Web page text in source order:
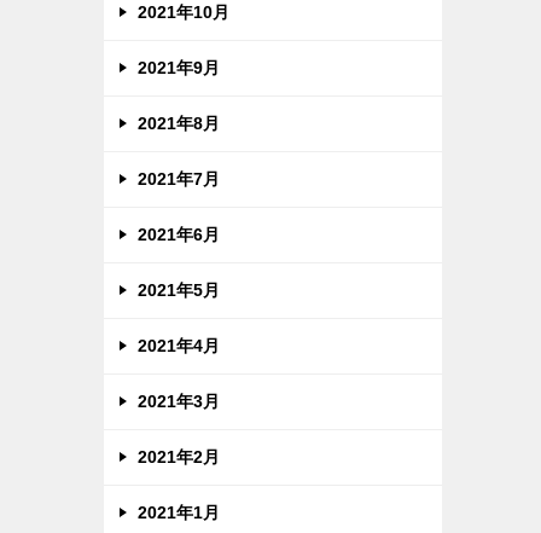
2021年10月
2021年9月
2021年8月
2021年7月
2021年6月
2021年5月
2021年4月
2021年3月
2021年2月
2021年1月